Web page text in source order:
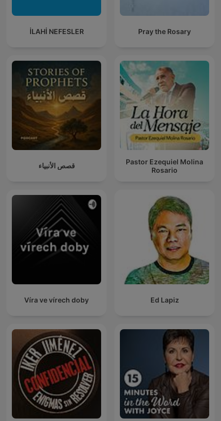
İLAHİ NEFESLER Pray the Rosary
قصص الأنبياء
Pastor Ezequiel Molina
Rosario
Víra ve vírech doby Ed Lapiz